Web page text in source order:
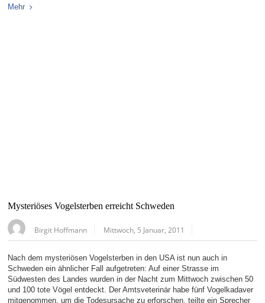
Mehr
Mysteriöses Vogelsterben erreicht Schweden
Birgit Hoffmann Mittwoch, 5 Januar, 2011
Nach dem mysteriösen Vogelsterben in den USA ist nun auch in
Schweden ein ähnlicher Fall aufgetreten: Auf einer Strasse im
Südwesten des Landes wurden in der Nacht zum Mittwoch zwischen 50
und 100 tote Vögel entdeckt. Der Amtsveterinär habe fünf Vogelkadaver
mitgenommen, um die Todesursache zu erforschen, teilte ein Sprecher